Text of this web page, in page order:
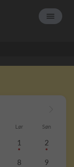
Lør Søn
1 2
8 9